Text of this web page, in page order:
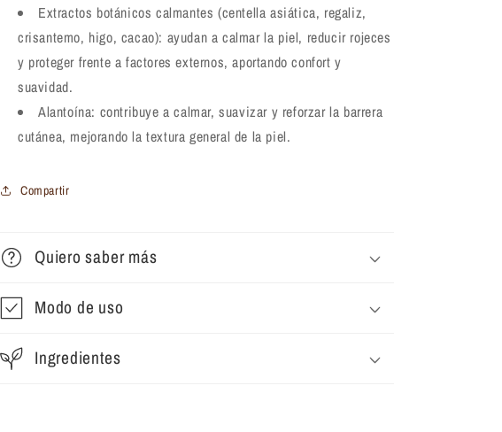
Extractos botánicos calmantes (centella asiática, regaliz,
crisantemo, higo, cacao): ayudan a calmar la piel, reducir rojeces
y proteger frente a factores externos, aportando confort y
suavidad.
Alantoína: contribuye a calmar, suavizar y reforzar la barrera
cutánea, mejorando la textura general de la piel.
Compartir
Quiero saber más
Modo de uso
Ingredientes